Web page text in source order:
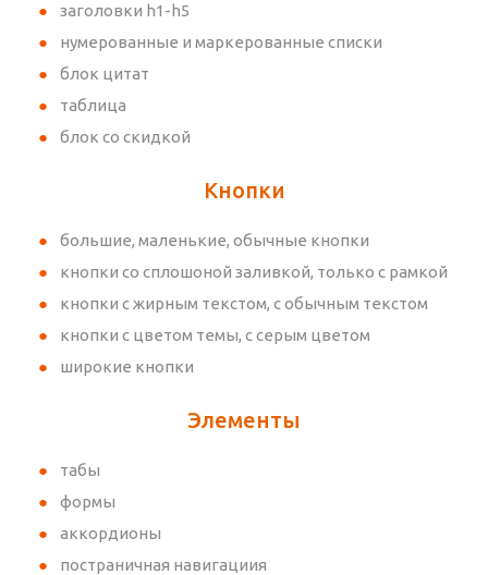
заголовки h1-h5
нумерованные и маркерованные списки
блок цитат
таблица
блок со скидкой
Кнопки
большие, маленькие, обычные кнопки
кнопки со сплошоной заливкой, только с рамкой
кнопки с жирным текстом, с обычным текстом
кнопки с цветом темы, с серым цветом
широкие кнопки
Элементы
табы
формы
аккордионы
постраничная навигациия